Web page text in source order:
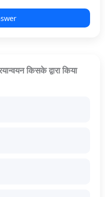
किसके द्वारा किया